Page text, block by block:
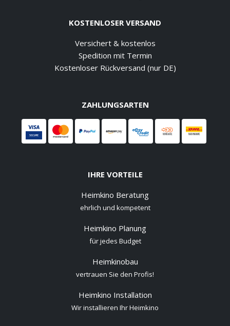
KOSTENLOSER VERSAND
Versichert & kostenlos
Spedition mit Termin
Kostenloser Rückversand (nur DE)
ZAHLUNGSARTEN
IHRE VORTEILE
Heimkino Beratung
ehrlich und kompetent
Heimkino Planung
für jedes Budget
Heimkinobau
vertrauen Sie den Profis!
Heimkino Installation
Wir installieren Ihr Heimkino